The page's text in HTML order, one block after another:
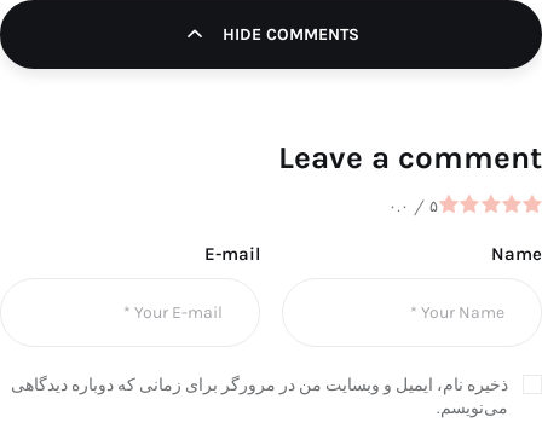
HIDE COMMENTS
Leave a comment
۰.۰ / ۵
Name
E-mail
ذخیره نام، ایمیل و وبسایت من در مرورگر برای زمانی که دوباره دیدگاهی
می‌نویسم.